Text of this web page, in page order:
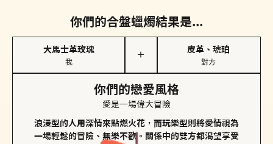
你們的合盤蠟燭結果是...
大馬士革玫瑰
我
＋
皮革、琥珀
對方
你們的戀愛風格
愛是一場偉大冒險
浪漫型的人用深情來點燃火花，而玩樂型則將愛情視為
一場輕鬆的冒險、無樂不歡。關係中的雙方都渴望享受